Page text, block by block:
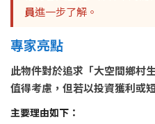
員進一步了解。
專家亮點
此物件對於追求「大空間鄉村
值得考慮，但若以投資獲利或
主要理由如下：